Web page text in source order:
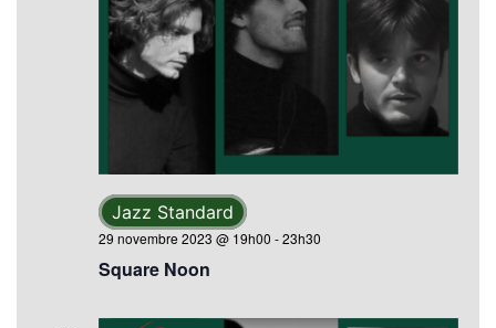
Square Noon
29 novembre 2023 @ 19h00 -23h30
Jazz Standard